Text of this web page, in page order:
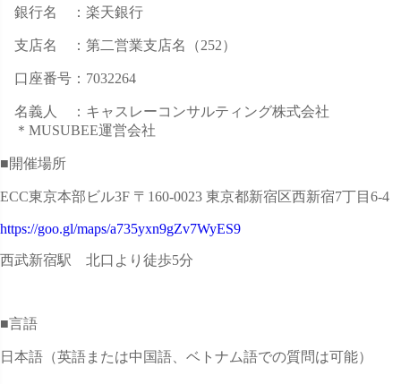
銀行名 ：楽天銀行
支店名 ：第二営業支店名（252）
口座番号：7032264
名義人 ：キャスレーコンサルティング株式会社
＊MUSUBEE運営会社
■開催場所
ECC東京本部ビル3F 〒160-0023 東京都新宿区西新宿7丁目6-4
https://goo.gl/maps/a735yxn9gZv7WyES9
西武新宿駅 北口より徒歩5分
■言語
日本語（英語または中国語、ベトナム語での質問は可能）